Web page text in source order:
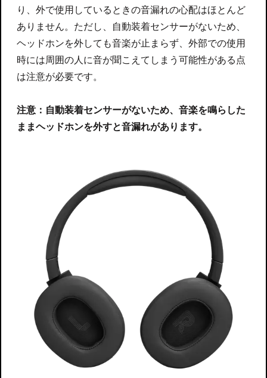
り、外で使用しているときの音漏れの心配はほとんど
ありません。ただし、自動装着センサーがないため、
ヘッドホンを外しても音楽が止まらず、外部での使用
時には周囲の人に音が聞こえてしまう可能性がある点
は注意が必要です。
注意：自動装着センサーがないため、音楽を鳴らした
ままヘッドホンを外すと音漏れがあります。